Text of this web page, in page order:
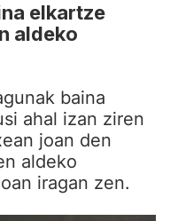
elkartze
aldeko
baina
ahal izan ziren
joan den
aldeko
iragan zen.